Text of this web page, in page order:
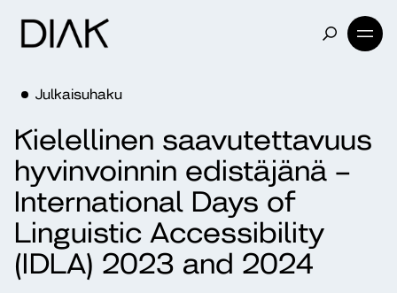
Julkaisuhaku
Kielellinen saavutettavuus
hyvinvoinnin edistäjänä –
International Days of
Linguistic Accessibility
(IDLA) 2023 and 2024